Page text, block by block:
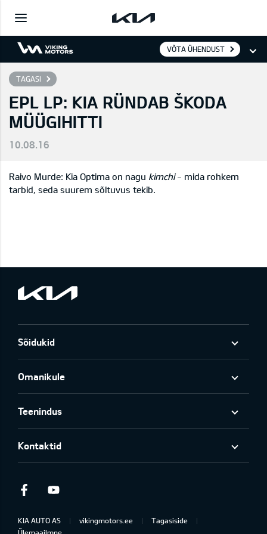
VÕTA ÜHENDUST
TAGASI
EPL LP: KIA RÜNDAB ŠKODA
MÜÜGIHITTI
10.08.16
Raivo Murde: Kia Optima on nagu kimchi- mida rohkem
tarbid, seda suurem sõltuvus tekib.
Sõidukid
Omanikule
Teenindus
Kontaktid
Facebook
KIA AUTO AS vikingmotors.ee
Tagasiside
Ülemaailmne